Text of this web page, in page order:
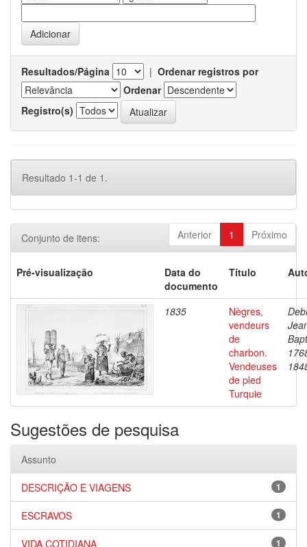
Resultados/Página | Ordenar registros por
Ordenar
Registro(s)
Resultado 1-1 de 1.
Anterior 1 Próximo
Conjunto de itens:
Pré-visualização
Data do
documento
Título
1835
Nègres,
vendeurs
de
charbon.
Vendeuses
de pled
Turquie
Sugestões de pesquisa
Assunto
1
DESCRIÇÃO E VIAGENS
1
ESCRAVOS
1
VIDA COTIDIANA